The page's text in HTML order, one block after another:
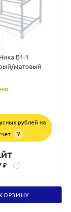
Б1-1
матовый
рублей на
?
₽ ?